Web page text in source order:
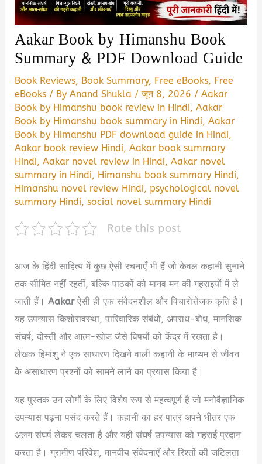
Aakar Book by Himanshu Book
Summary & PDF Download Guide
Book Reviews, Book Summary, Free eBooks, Free
eBooks / ByAnand Shukla /जून 8, 2026 /Aakar
Book by Himanshu book review in Hindi,Aakar
Book by Himanshu book summary in Hindi,Aakar
Book by Himanshu PDF download guide in Hindi,
Aakar book review Hindi,Aakar book summary
Hindi,Aakar novel review in Hindi,Aakar novel
summary in Hindi, Himanshu book summary Hindi,
Himanshu novel review Hindi,psychological novel
summary Hindi,social novel summary Hindi
Rate this post
आज के हिंदी साहित्य में कुछ ऐसी रचनाएँ भी हैं जो केवल कहानी सुनाने
तक सीमित नहीं रहतीं, बल्कि पाठकों को मानव मन की गहराइयों में ले
जाती हैं।Aakarऐसी ही एक संवेदनशील और विचारोत्तेजक कृति है।
यह उपन्यास किशोरावस्था, पारिवारिक संबंधों, अपराध-बोध, मानसिक
संघर्ष, दोस्ती और आत्म-खोज जैसे विषयों को केंद्र में रखता है।
लेखक हिमांशु ने एक साधारण दिखने वाली कहानी के माध्यम से जीवन
के असाधारण प्रश्नों को सामने लाने का प्रयास किया है।
यह पुस्तक उन लोगों के लिए विशेष रूप से महत्वपूर्ण है जो मनोवैज्ञानिक
उपन्यास पढ़ना पसंद करते हैं। कहानी का हर पात्र अपने भीतर एक
अलग संघर्ष लेकर चलता है और यही संघर्ष उपन्यास को गहराई प्रदान
करता है। ग्रामीण परिवेश, मानवीय संवेदनाएँ और रिश्तों की जटिलता